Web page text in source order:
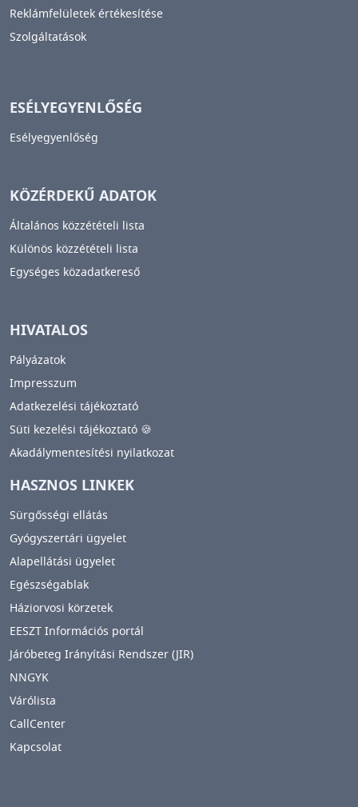
Reklámfelületek értékesítése
Szolgáltatások
ESÉLYEGYENLŐSÉG
Esélyegyenlőség
KÖZÉRDEKŰ ADATOK
Általános közzétételi lista
Különös közzétételi lista
Egységes közadatkereső
HIVATALOS
Pályázatok
Impresszum
Adatkezelési tájékoztató
Süti kezelési tájékoztató 🍪
Akadálymentesítési nyilatkozat
HASZNOS LINKEK
Sürgősségi ellátás
Gyógyszertári ügyelet
Alapellátási ügyelet
Egészségablak
Háziorvosi körzetek
EESZT Információs portál
Járóbeteg Irányítási Rendszer (JIR)
NNGYK
Várólista
CallCenter
Kapcsolat